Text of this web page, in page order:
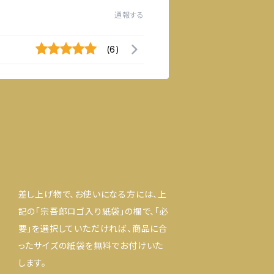
通報する
(6)
差し上げ物で、お使いになる方には、上
記の「宗吾郎ロゴ入り紙袋」の欄で、「必
要」を選択していただければ、商品に合
ったサイズの紙袋を無料でお付けいた
します。